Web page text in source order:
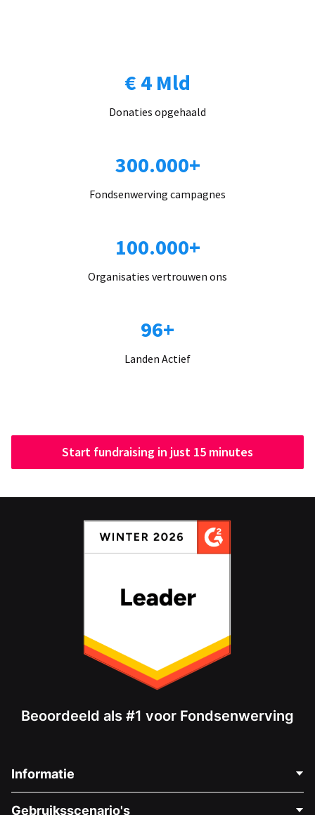
€ 4 Mld
Donaties opgehaald
300.000+
Fondsenwerving campagnes
100.000+
Organisaties vertrouwen ons
96+
Landen Actief
Start fundraising in just 15 minutes
Beoordeeld als #1 voor Fondsenwerving
Informatie
Gebruiksscenario's